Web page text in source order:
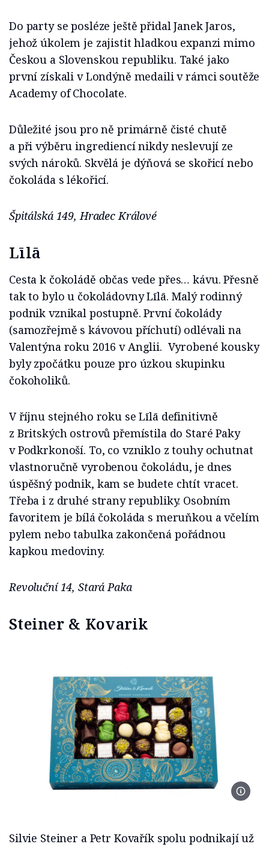
Do party se posléze ještě přidal Janek Jaros,
jehož úkolem je zajistit hladkou expanzi mimo
Českou a Slovenskou republiku. Také jako
první získali v Londýně medaili v rámci soutěže
Academy of Chocolate.
Důležité jsou pro ně primárně čisté chutě
a při výběru ingrediencí nikdy neslevují ze
svých nároků. Skvělá je dýňová se skořicí nebo
čokoláda s lékořicí.
Špitálská 149, Hradec Králové
Līlā
Cesta k čokoládě občas vede přes… kávu. Přesně
tak to bylo u čokoládovny Līlā. Malý rodinný
podnik vznikal postupně. První čokolády
(samozřejmě s kávovou příchutí) odlévali na
Valentýna roku 2016 v Anglii. Vyrobené kousky
byly zpočátku pouze pro úzkou skupinku
čokoholiků.
V říjnu stejného roku se Līlā definitivně
z Britských ostrovů přemístila do Staré Paky
v Podkrkonoší. To, co vzniklo z touhy ochutnat
vlastnoručně vyrobenou čokoládu, je dnes
úspěšný podnik, kam se budete chtít vracet.
Třeba i z druhé strany republiky. Osobním
favoritem je bílá čokoláda s meruňkou a včelím
pylem nebo tabulka zakončená pořádnou
kapkou medoviny.
Revoluční 14, Stará Paka
Steiner & Kovarik
Foto
Silvie Steiner a Petr Kovařík spolu podnikají už